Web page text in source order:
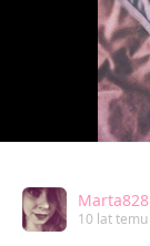
Marta828
10 lat temu